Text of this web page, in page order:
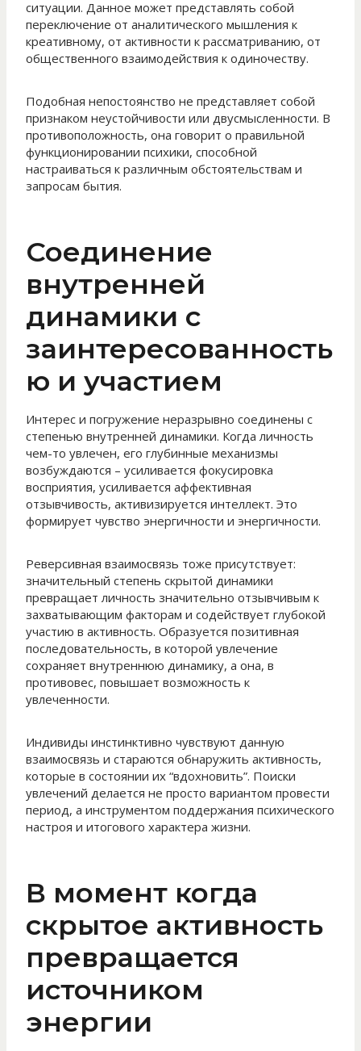
ситуации. Данное может представлять собой
переключение от аналитического мышления к
креативному, от активности к рассматриванию, от
общественного взаимодействия к одиночеству.
Подобная непостоянство не представляет собой
признаком неустойчивости или двусмысленности. В
противоположность, она говорит о правильной
функционировании психики, способной
настраиваться к различным обстоятельствам и
запросам бытия.
Соединение
внутренней
динамики с
заинтересованность
ю и участием
Интерес и погружение неразрывно соединены с
степенью внутренней динамики. Когда личность
чем-то увлечен, его глубинные механизмы
возбуждаются – усиливается фокусировка
восприятия, усиливается аффективная
отзывчивость, активизируется интеллект. Это
формирует чувство энергичности и энергичности.
Реверсивная взаимосвязь тоже присутствует:
значительный степень скрытой динамики
превращает личность значительно отзывчивым к
захватывающим факторам и содействует глубокой
участию в активность. Образуется позитивная
последовательность, в которой увлечение
сохраняет внутреннюю динамику, а она, в
противовес, повышает возможность к
увлеченности.
Индивиды инстинктивно чувствуют данную
взаимосвязь и стараются обнаружить активность,
которые в состоянии их “вдохновить”. Поиски
увлечений делается не просто вариантом провести
период, а инструментом поддержания психического
настроя и итогового характера жизни.
В момент когда
скрытое активность
превращается
источником
энергии